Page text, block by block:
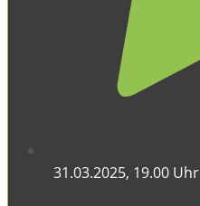
31.03.2025, 19.00 Uhr